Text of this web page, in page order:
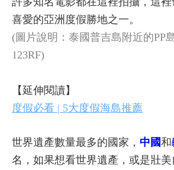
喜愛的亞洲度假勝地之一。
(圖片說明：泰國普吉島附近的PP島
123RF)
【延伸閱讀】
度假必看 | 5大度假海島推薦
世界遺產數量最多的國家， 中國和
名，如果想看世界遺產，或是壯